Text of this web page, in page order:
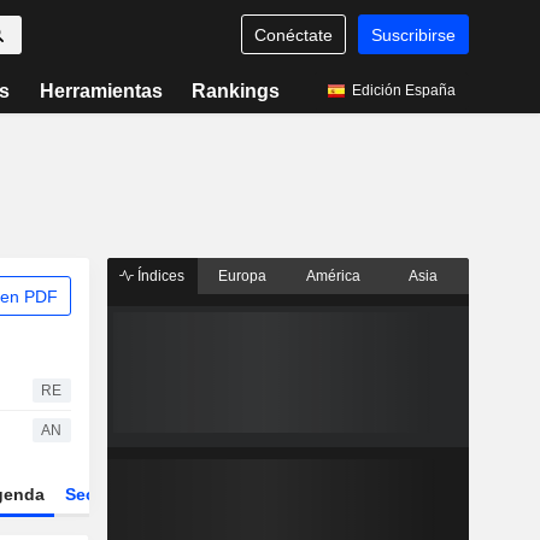
Conéctate Suscribirse
Herramientas Rankings Edición España
PDF
RE
AN
Sector
Índices Europa América Asia